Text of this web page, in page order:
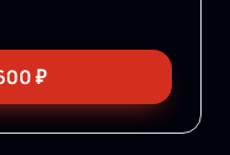
₽